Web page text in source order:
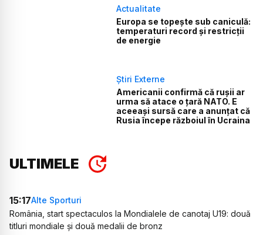
Actualitate
Europa se topește sub caniculă:
temperaturi record și restricții
de energie
Știri Externe
Americanii confirmă că rușii ar
urma să atace o țară NATO. E
aceeași sursă care a anunțat că
Rusia începe războiul în Ucraina
ULTIMELE
15:17Alte Sporturi
România, start spectaculos la Mondialele de canotaj U19: două
titluri mondiale și două medalii de bronz